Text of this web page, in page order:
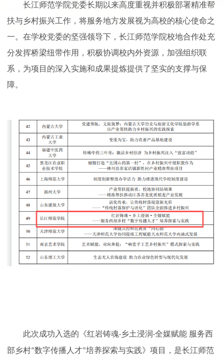
长江师范学院党委长期以来高度重视并积极部署精准帮
扶与乡村振兴工作，将服务地方发展视为高校的核心使命之
一。在学校党委的坚强领导下，长江师范学院校地合作处充
分发挥桥梁纽带作用，积极协调校内外资源，加强组织联
系，为项目的深入实施和成果提炼提供了坚实的支撑与保
障。
此次成功入选的《红岩铸魂·乡土浸润·全媒赋能 服务西
部乡村“数字传播人才”培养探索与实践》项目，是长江师范